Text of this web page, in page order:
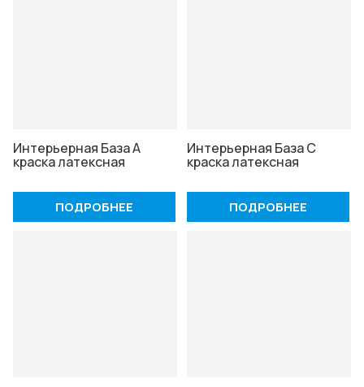
Интерьерная База А
краска латексная
ПОДРОБНЕЕ
Интерьерная База С
краска латексная
ПОДРОБНЕЕ